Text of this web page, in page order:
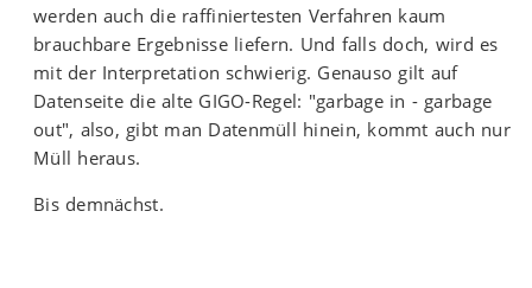
werden auch die raffiniertesten Verfahren kaum
brauchbare Ergebnisse liefern. Und falls doch, wird es
mit der Interpretation schwierig. Genauso gilt auf
Datenseite die alte GIGO-Regel: "garbage in - garbage
out", also, gibt man Datenmüll hinein, kommt auch nur
Müll heraus.
Bis demnächst.